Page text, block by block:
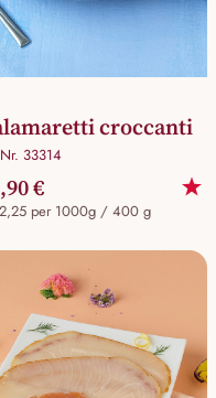
croccanti
33314
€
per 1000g / 400 g